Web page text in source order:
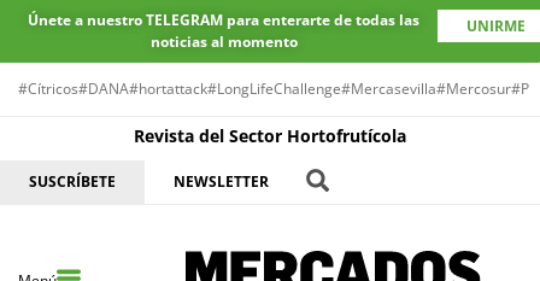
Únete a nuestro TELEGRAM para enterarte de todas las
noticias al momento
UNIRME
#Cítricos#DANA#hortattack#LongLifeChallenge#Mercasevilla#Mercosur
Revista del Sector Hortofrutícola
SUSCRÍBETE NEWSLETTER